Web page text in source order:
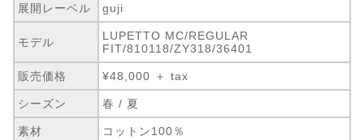
展開レーベル guji
モデル
LUPETTO MC/REGULAR
FIT/810118/ZY318/36401
販売価格 ¥48,000 ＋ tax
シーズン 春 / 夏
素材 コットン100％